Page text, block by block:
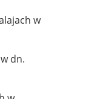
w
dn.